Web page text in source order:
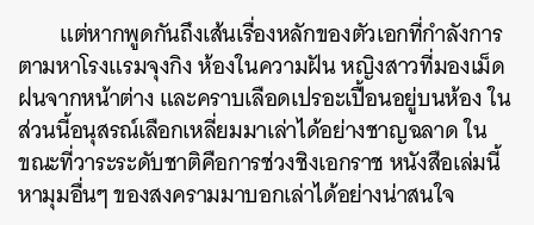
แต่หากพูดกันถึงเส้นเรื่องหลักของตัวเอกที่กำลังการ
ตามหาโรงแรมจุงกิง ห้องในความฝัน หญิงสาวที่มองเม็ด
ฝนจากหน้าต่าง และคราบเลือดเปรอะเปื้อนอยู่บนห้อง ใน
ส่วนนี้อนุสรณ์เลือกเหลี่ยมมาเล่าได้อย่างชาญฉลาด ใน
ขณะที่วาระระดับชาติคือการช่วงชิงเอกราช หนังสือเล่มนี้
หามุมอื่นๆ ของสงครามมาบอกเล่าได้อย่างน่าสนใจ